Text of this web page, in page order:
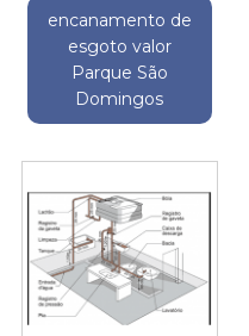
encanamento de
esgoto valor
Parque São
Domingos